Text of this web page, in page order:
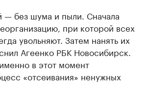
— без шума и пыли. Сначала
при которой всех
увольняют. Затем нанять их
Агеенко РБК Новосибирск.
в этот момент
«отсеивания» ненужных